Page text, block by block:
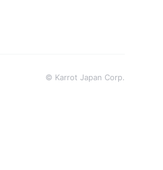
© Karrot Japan Corp.